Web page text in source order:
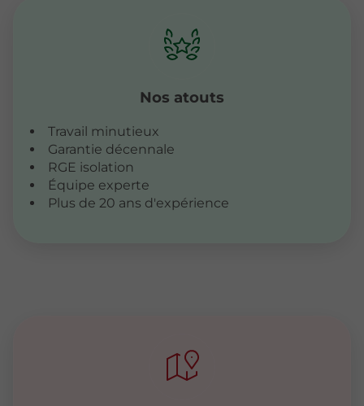
Nos atouts
Travail minutieux
Garantie décennale
RGE isolation
Équipe experte
Plus de 20 ans d'expérience